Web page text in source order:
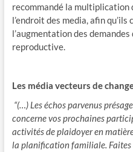
recommandé la multiplication
l’endroit des media, afin
l’augmentation des
reproductive.
Les média vecteurs de
“(…) Les échos parvenus
concerne vos prochaines
activités de plaidoyer en
la planification familiale. Faites